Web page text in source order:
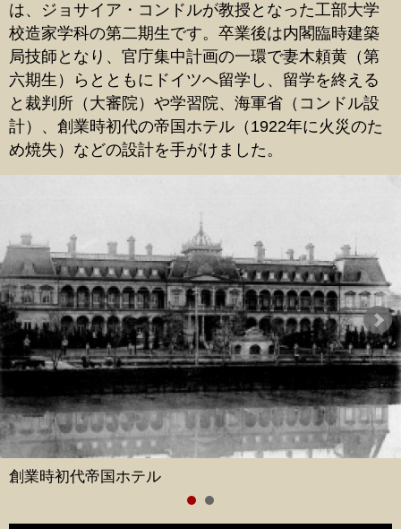
は、ジョサイア・コンドルが教授となった工部大学
校造家学科の第二期生です。卒業後は内閣臨時建築
局技師となり、官庁集中計画の一環で妻木頼黄（第
六期生）らとともにドイツへ留学し、留学を終える
と裁判所（大審院）や学習院、海軍省（コンドル設
計）、創業時初代の帝国ホテル（1922年に火災のた
め焼失）などの設計を手がけました。
創業時初代帝国ホテル